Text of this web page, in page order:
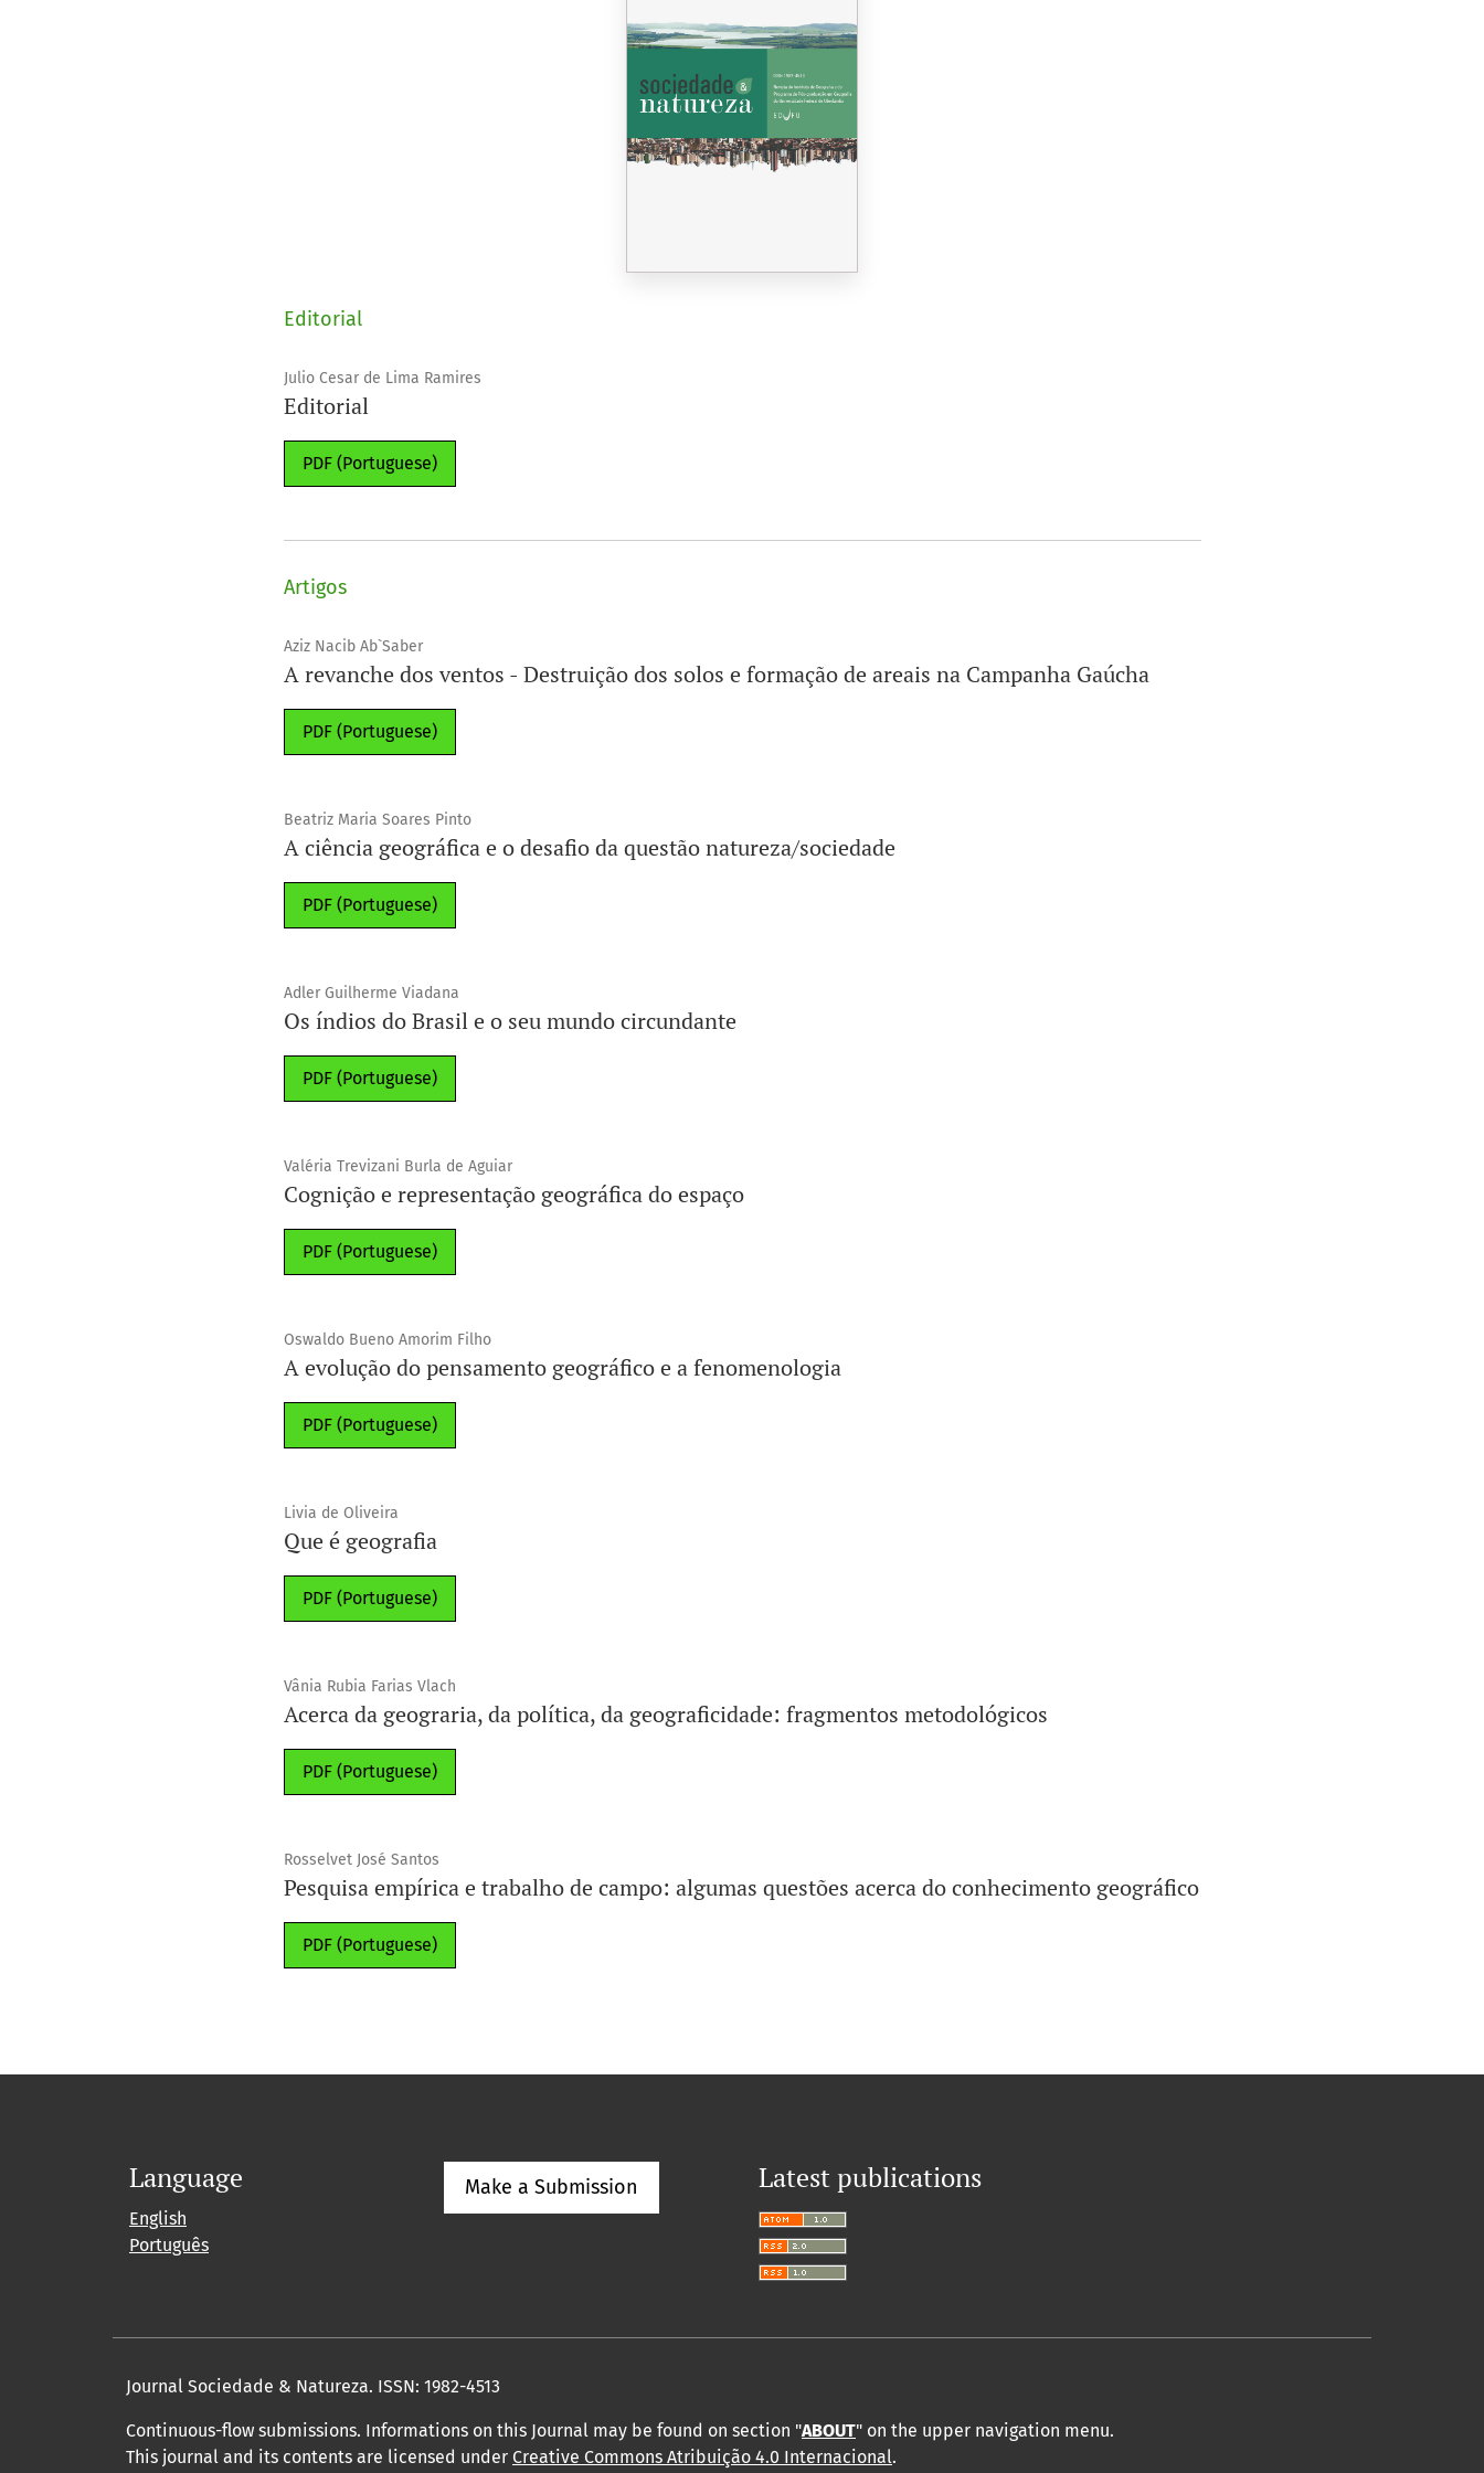
Editorial
Julio Cesar de Lima Ramires
Editorial
PDF (Portuguese)
Artigos
Aziz Nacib Ab`Saber
A revanche dos ventos - Destruição dos solos e formação de areais na Campanha Gaúcha
PDF (Portuguese)
Beatriz Maria Soares Pinto
A ciência geográfica e o desafio da questão natureza/sociedade
PDF (Portuguese)
Adler Guilherme Viadana
Os índios do Brasil e o seu mundo circundante
PDF (Portuguese)
Valéria Trevizani Burla de Aguiar
Cognição e representação geográfica do espaço
PDF (Portuguese)
Oswaldo Bueno Amorim Filho
A evolução do pensamento geográfico e a fenomenologia
PDF (Portuguese)
Livia de Oliveira
Que é geografia
PDF (Portuguese)
Vânia Rubia Farias Vlach
Acerca da geograria, da política, da geograficidade: fragmentos metodológicos
PDF (Portuguese)
Rosselvet José Santos
Pesquisa empírica e trabalho de campo: algumas questões acerca do conhecimento geográfico
PDF (Portuguese)
Language
English
Português
Make a Submission Latest publications
Journal Sociedade & Natureza. ISSN: 1982-4513
Continuous-flow submissions. Informations on this Journal may be found on section "ABOUT" on the upper navigation menu.
This journal and its contents are licensed under Creative Commons Atribuição 4.0 Internacional.